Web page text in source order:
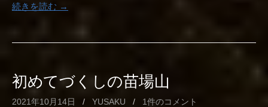
続きを読む →
初めてづくしの苗場山
2021年10月14日 / YUSAKU / 1件のコメント